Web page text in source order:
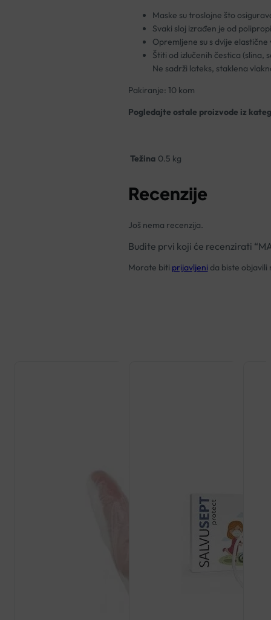
Maske su troslojne što
Svaki sloj izrađen je od
Opremljene su s dvije
Štiti od izlučenih čestica (slina,
Ne sadrži lateks, staklena
Pakiranje: 10 kom
Pogledajte ostale proizvode iz
Težina 0.5 kg
Recenzije
Još nema recenzija.
Budite prvi koji će recenzirati
Morate biti prijavljeni da biste objavili